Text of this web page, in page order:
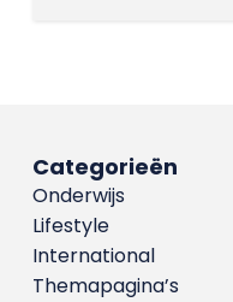
Categorieën
Onderwijs
Lifestyle
International
Themapagina’s